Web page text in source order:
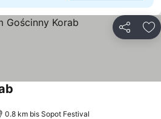
Teilen
0.8 km bis Sopot Festival